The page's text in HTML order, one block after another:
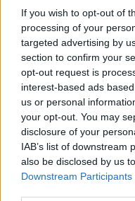
If you wish to opt-out of
processing of your
targeted advertising by
section to confirm your
opt-out request is
interest-based ads
us or personal
your opt-out. You may
disclosure of your
IAB’s list of downstream
also be disclosed by us
Downstream Participants
al Molo
Strada
conducente
Eventi in
gallurese:
Lettini e
sequestri a